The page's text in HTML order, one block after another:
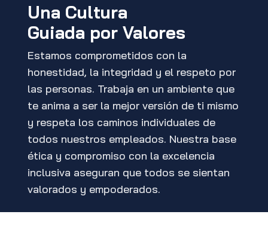
Una Cultura
Guiada por Valores
Estamos comprometidos con la
honestidad, la integridad y el respeto por
las personas. Trabaja en un ambiente que
te anima a ser la mejor versión de ti mismo
y respeta los caminos individuales de
todos nuestros empleados. Nuestra base
ética y compromiso con la excelencia
inclusiva aseguran que todos se sientan
valorados y empoderados.